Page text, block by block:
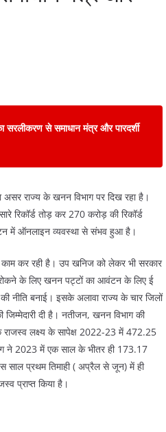
सरलीकरण से समाधान मंत्र और पारदर्शी
असर राज्य के खनन विभाग पर दिख रहा है।
रिकॉर्ड तोड़ कर 270 करोड़ की रिकॉर्ड
में ऑनलाइन व्यवस्था से संभव हुआ है।
कर रही है। उप खनिज को लेकर भी सरकार
रोकने के लिए खनन पट्टों का आवंटन के लिए ई
नीति बनाई। इसके अलावा राज्य के चार जिलों
दी है। नतीजन, खनन विभाग की
राजस्व लक्ष्य के सापेक्ष 2022-23 में 472.25
ने 2023 में एक साल के भीतर ही 173.17
साल प्रथम तिमाही ( अप्रैल से जून) में ही
प्राप्त किया है।